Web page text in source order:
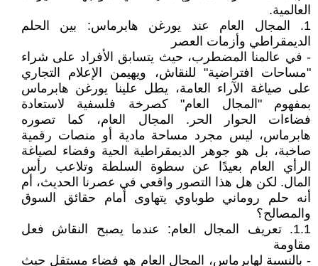
العالمية.
1. المجال العام عند يورغن هابرماس: بين الحلم
الديمقراطي وأزمات العصر
- في عالمنا المضطرب، حيث يتسابق الأفراد على شراء
"مساحات افتراضية" للنقاش، ويهيمن الإعلام التجاري
على صياغة الآراء العامة، يطل علينا يورغن هابرماس
بمفهوم "المجال العام" كصرخة فلسفية لاستعادة
فضاءات الحوار الحر. المجال العام، كما تصوره
هابرماس، ليس مجرد مساحة مادية أو منصات رقمية
صاخبة، بل هو جوهر الديمقراطية الحية وفضاء لصياغة
الرأي العام بعيدًا عن سطوة السلطة وتلاعب رأس
المال. لكن هل هذا التصور واقعي في عصرنا الحديث، أم
أنه حلم روماني طوباوي يتهاوى أمام حقائق السوق
والمصالح؟
1.1. تعريف المجال العام: عندما يصبح النقاش فعل
مقاومة
- بالنسبة لهابرماس، المجال العام هو فضاء مستقل حيث